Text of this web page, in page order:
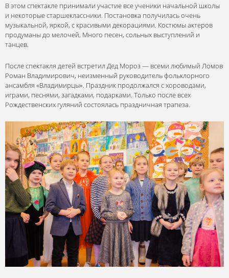
В этом спектакле принимали участие все ученики начальной школы
и некоторые старшеклассники. Постановка получилась очень
музыкальной, яркой, с красивыми декорациями. Костюмы актеров
продуманы до мелочей. Много песен, сольных выступлений и
танцев.
После спектакля детей встретил Дед Мороз — всеми любимый Ломов
Роман Владимирович, неизменный руководитель фольклорного
ансамбля «Владимирцы». Праздник продолжался с хороводами,
играми, песнями, загадками, подарками. Только после всех
Рождественских гуляний состоялась праздничная трапеза.